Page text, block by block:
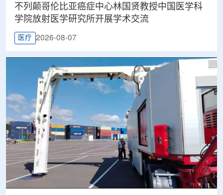
不列颠哥伦比亚癌症中心林国贤教授中国医学科
学院放射医学研究所开展学术交流
医疗 2026-08-07